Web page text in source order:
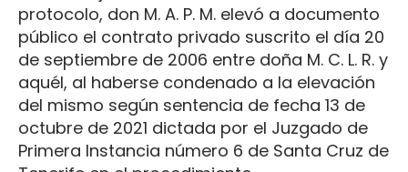
protocolo, don M. A. P. M. elevó a documento
público el contrato privado suscrito el día 20
de septiembre de 2006 entre doña M. C. L. R. y
aquél, al haberse condenado a la elevación
del mismo según sentencia de fecha 13 de
octubre de 2021 dictada por el Juzgado de
Primera Instancia número 6 de Santa Cruz de